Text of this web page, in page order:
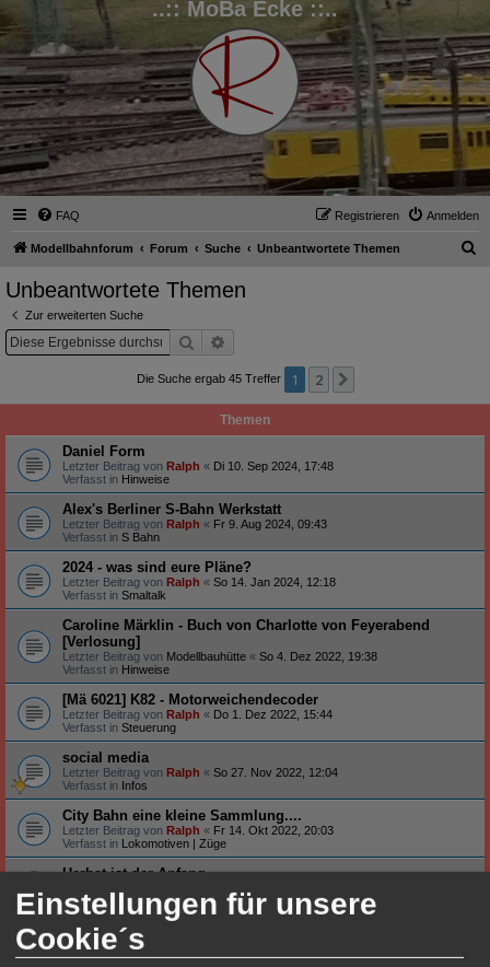
..:: MoBa Ecke ::..
FAQ Anmelden
Registrieren
Modellbahnforum Forum Suche Unbeantwortete Themen
Unbeantwortete Themen
Zur erweiterten Suche
Suche
Die Suche ergab 45 Treffer 1 2
Themen
Daniel Form
Letzter Beitrag von Ralph « Di 10. Sep 2024, 17:48
Verfasst in Hinweise
Alex's Berliner S-Bahn Werkstatt
Letzter Beitrag von Ralph « Fr 9. Aug 2024, 09:43
Verfasst in S Bahn
2024 - was sind eure Pläne?
Letzter Beitrag von Ralph « So 14. Jan 2024, 12:18
Verfasst in Smaltalk
Caroline Märklin - Buch von Charlotte von Feyerabend
[Verlosung]
Letzter Beitrag von Modellbauhütte « So 4. Dez 2022, 19:38
Verfasst in Hinweise
[Mä 6021] K82 - Motorweichendecoder
Letzter Beitrag von Ralph « Do 1. Dez 2022, 15:44
Verfasst in Steuerung
social media
Letzter Beitrag von Ralph « So 27. Nov 2022, 12:04
Verfasst in Infos
City Bahn eine kleine Sammlung....
Letzter Beitrag von Ralph « Fr 14. Okt 2022, 20:03
Verfasst in Lokomotiven | Züge
Herbst ist der Anfang
Verfasst in
Smaltalk
Neu auf meinem Tisch ...
Letzter Beitrag von
Verfasst inSmaltalk
Einstellungen für unsere
Cookie´s